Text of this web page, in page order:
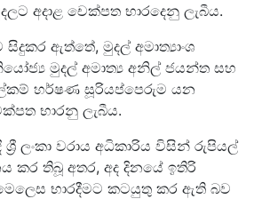
අදාළ චෙක්පත භාරදෙනු ලැබීය.
සිදුකර ඇත්තේ, මුදල් අමාත්‍යාංශ
මුදල් අමාත්‍ය අනිල් ජයන්ත සහ
හර්ෂණ සූරියප්පෙරුම යන
භාරනු ලැබීය.
ලංකා වරාය අධිකාරිය විසින් රුපියල්
කර තිබූ අතර, අද දිනයේ ඉතිරි
භාරදීමට කටයුතු කර ඇති බව